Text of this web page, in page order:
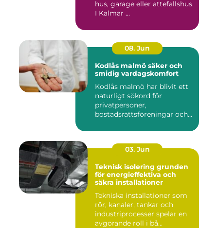
hus, garage eller attefallshus.
I Kalmar ...
08. Jun
Kodlås malmö säker och
smidig vardagskomfort
Kodlås malmö har blivit ett
naturligt sökord för
privatpersoner,
bostadsrättsföreningar och
03. Jun
Teknisk isolering grunden
för energieffektiva och
säkra installationer
Tekniska installationer som
rör, kanaler, tankar och
industriprocesser spelar en
avgörande roll i bå...